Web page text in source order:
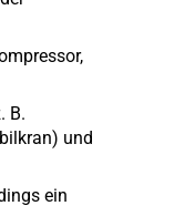
B.
und
ein